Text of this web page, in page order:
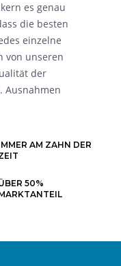
es genau
die besten
einzelne
von unseren
der
Ausnahmen
AM ZAHN DER
50%